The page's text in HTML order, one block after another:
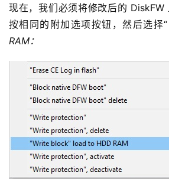
现在，我们必须将修改后的 DiskFW
按相同的附加选项按钮，然后选择“
RAM：